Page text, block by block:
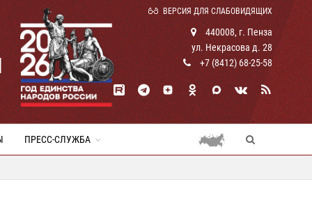
ВЕРСИЯ ДЛЯ СЛАБОВИДЯЩИХ
440008, г. Пенза
ул. Некрасова д. 28
+7 (8412) 68-25-58
ПРЕСС-СЛУЖБА